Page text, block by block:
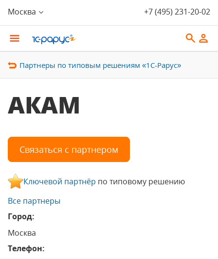
Москва +7 (495) 231-20-02
Партнеры по типовым решениям «1С-Рарус»
АКАМ
Связаться с партнером
Ключевой партнёр по типовому решению
Все партнеры
Город:
Москва
Телефон: